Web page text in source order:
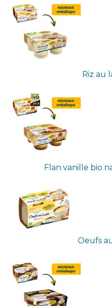
Riz au
Flan vanille bio
Oeufs